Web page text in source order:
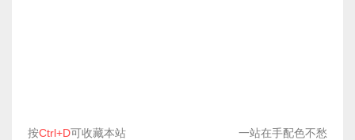
按Ctrl+D可收藏本站 一站在手配色不愁